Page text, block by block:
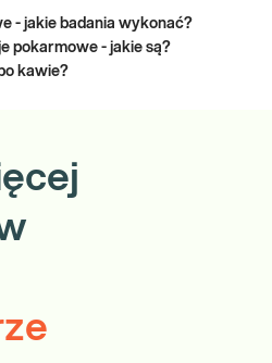
- jakie badania wykonać?
pokarmowe - jakie są?
kawie?